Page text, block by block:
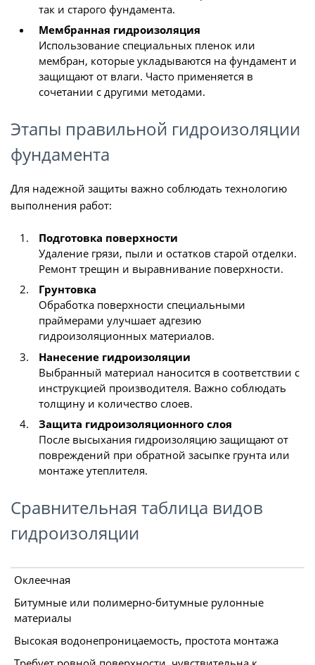
так и старого фундамента.
Мембранная гидроизоляция
Использование специальных пленок или
мембран, которые укладываются на фундамент и
защищают от влаги. Часто применяется в
сочетании с другими методами.
Этапы правильной гидроизоляции
фундамента
Для надежной защиты важно соблюдать технологию
выполнения работ:
Подготовка поверхности
Удаление грязи, пыли и остатков старой отделки.
Ремонт трещин и выравнивание поверхности.
Грунтовка
Обработка поверхности специальными
праймерами улучшает адгезию
гидроизоляционных материалов.
Нанесение гидроизоляции
Выбранный материал наносится в соответствии с
инструкцией производителя. Важно соблюдать
толщину и количество слоев.
Защита гидроизоляционного слоя
После высыхания гидроизоляцию защищают от
повреждений при обратной засыпке грунта или
монтаже утеплителя.
Сравнительная таблица видов
гидроизоляции
Оклеечная
Битумные или полимерно-битумные рулонные
материалы
Высокая водонепроницаемость, простота монтажа